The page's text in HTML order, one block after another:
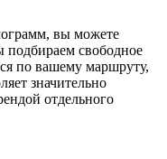
вы можете
подбираем свободное
по вашему маршруту,
значительно
отдельного